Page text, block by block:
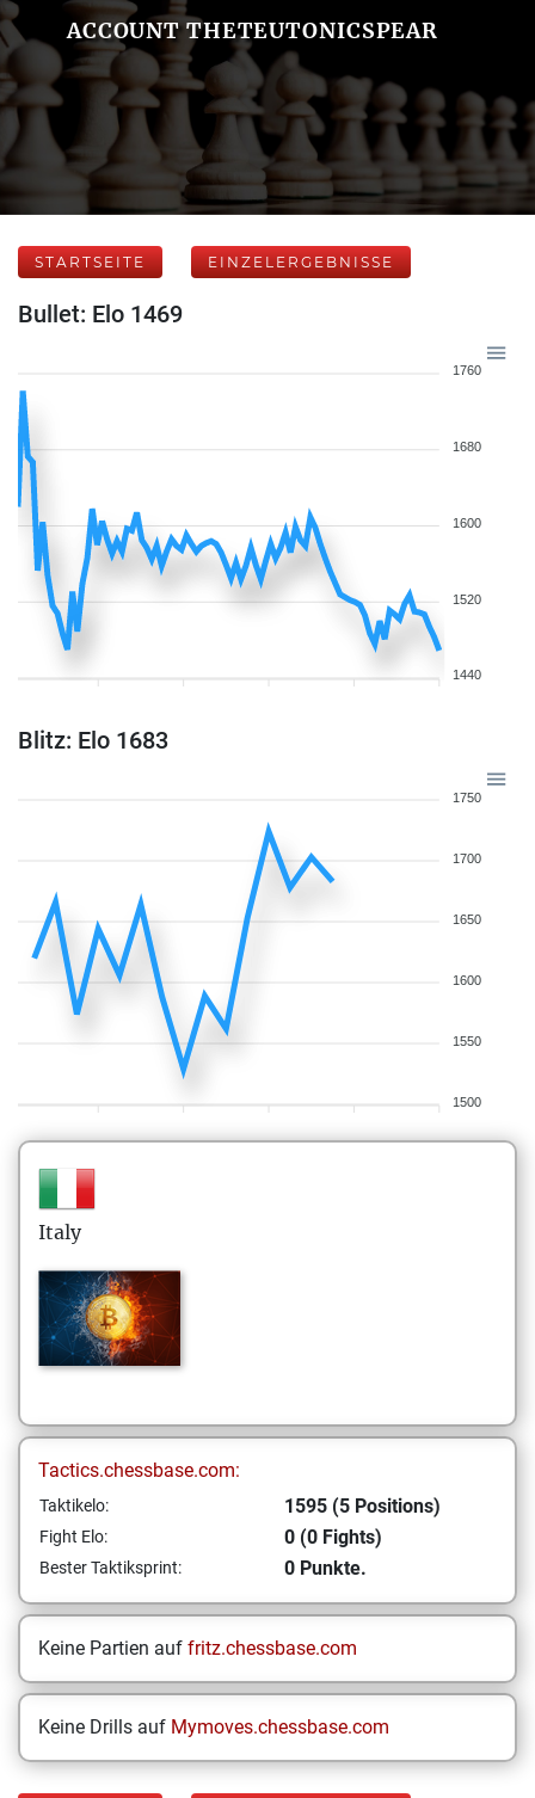
ACCOUNT THETEUTONICSPEAR
STARTSEITE EINZELERGEBNISSE
Bullet: Elo 1469
1760
1680
1600
1520
1440
Blitz: Elo 1683
1750
1700
1650
1600
1550
1500
Italy
Tactics.chessbase.com:
Taktikelo: 1595 (5 Positions)
Fight Elo: 0 (0 Fights)
Bester Taktiksprint: 0 Punkte.
Keine Partien auf fritz.chessbase.com
Keine Drills auf Mymoves.chessbase.com